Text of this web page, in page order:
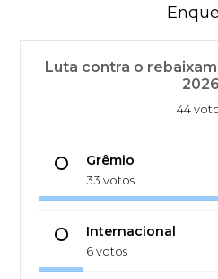
Luta contra o
2026
44
Grêmio
33 votos
Internacional
6 votos